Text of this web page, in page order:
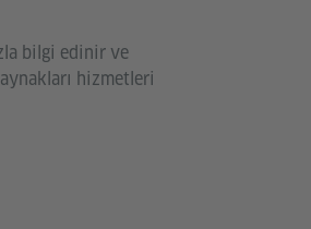
bilgi edinir ve
hizmetleri